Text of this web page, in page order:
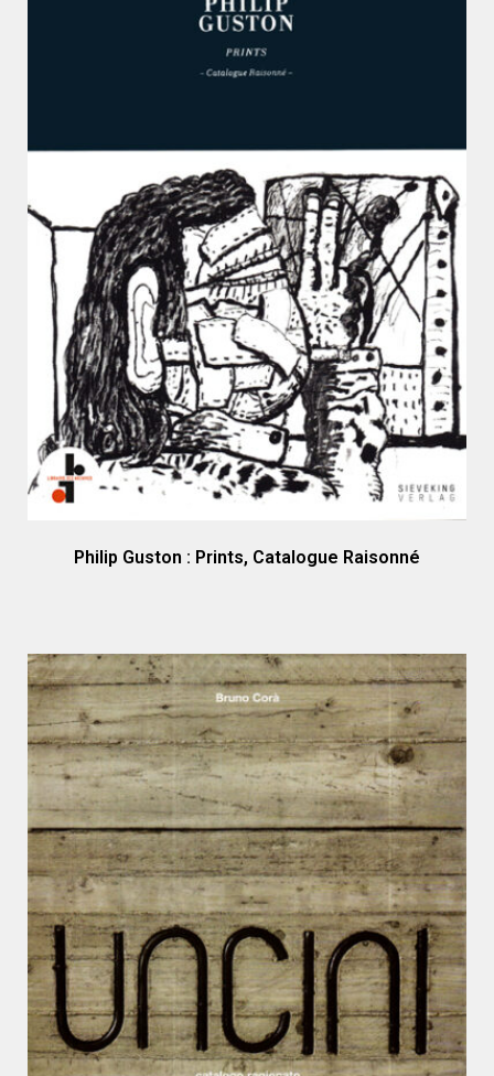
Philip Guston : Prints, Catalogue Raisonné